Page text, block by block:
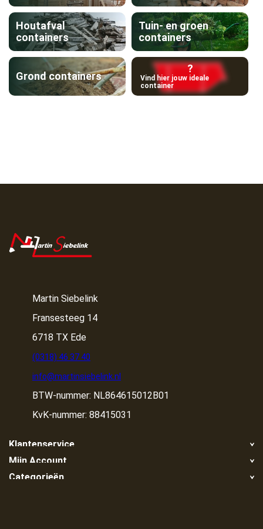
Houtafval
containers
Tuin- en groen
containers
Grond containers
?
Vind hier jouw ideale
container
Martin Siebelink
Fransesteeg 14
6718 TX Ede
(0318) 46 37 40
info@martinsiebelink.nl
BTW-nummer: NL864615012B01
KvK-nummer: 88415031
Klantenservice
Retour
Mijn Account
Registreren
Categorieën